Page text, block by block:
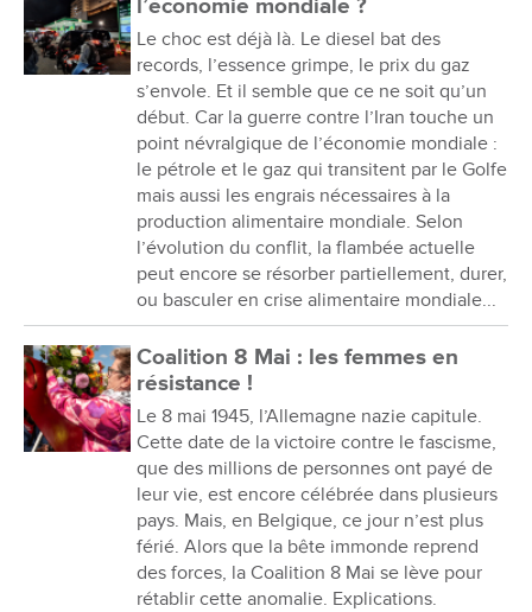
l’économie mondiale ?
Le choc est déjà là. Le diesel bat des
records, l’essence grimpe, le prix du gaz
s’envole. Et il semble que ce ne soit qu’un
début. Car la guerre contre l’Iran touche un
point névralgique de l’économie mondiale :
le pétrole et le gaz qui transitent par le Golfe
mais aussi les engrais nécessaires à la
production alimentaire mondiale. Selon
l’évolution du conflit, la flambée actuelle
peut encore se résorber partiellement, durer,
ou basculer en crise alimentaire mondiale...
Coalition 8 Mai : les femmes en
résistance !
Le 8 mai 1945, l’Allemagne nazie capitule.
Cette date de la victoire contre le fascisme,
que des millions de personnes ont payé de
leur vie, est encore célébrée dans plusieurs
pays. Mais, en Belgique, ce jour n’est plus
férié. Alors que la bête immonde reprend
des forces, la Coalition 8 Mai se lève pour
rétablir cette anomalie. Explications.